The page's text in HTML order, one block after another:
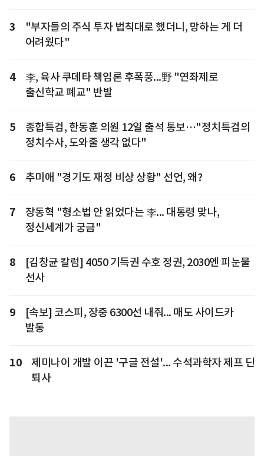
3
"부자들의 주식 투자 법칙대로 했더니, 망하는 게 더
어려웠다"
4
李, 육사 쿠데타 책임론 후폭풍...野 "연좌제로
출신학교 폐교" 반발
5
종합특검, 한동훈 의원 12일 출석 통보…"정치특검의
정치수사, 도와줄 생각 없다"
6 추미애 "경기도 재정 비상 상황" 선언, 왜?
7
장동혁 "형소법 안 읽었다는 李... 대통령 맞나,
정신세계가 궁금"
8
[김창균 칼럼] 4050 기득권 수호 정권, 2030엔 피눈물
선사
9
[속보] 코스피, 장중 6300선 내줘... 매도 사이드카
발동
10
제미나이 개발 이끈 '구글 전설'... 수석과학자 제프 딘
퇴사